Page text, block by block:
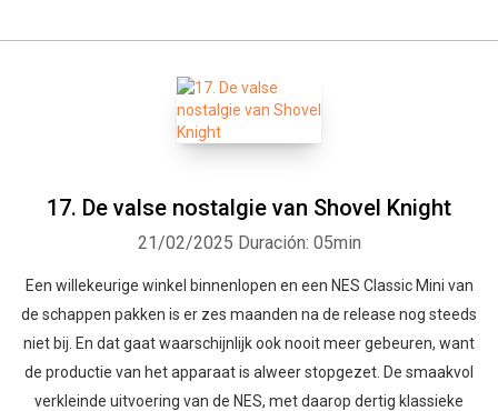
17. De valse nostalgie van Shovel Knight
21/02/2025 Duración: 05min
Een willekeurige winkel binnenlopen en een NES Classic Mini van
de schappen pakken is er zes maanden na de release nog steeds
niet bij. En dat gaat waarschijnlijk ook nooit meer gebeuren, want
de productie van het apparaat is alweer stopgezet. De smaakvol
verkleinde uitvoering van de NES, met daarop dertig klassieke